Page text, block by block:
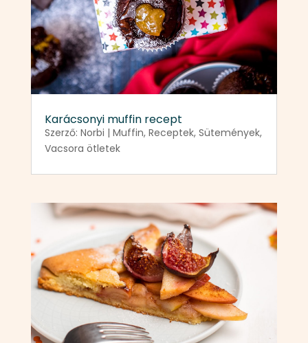
Karácsonyi muffin recept
Szerző: Norbi | Muffin, Receptek, Sütemények,
Vacsora ötletek